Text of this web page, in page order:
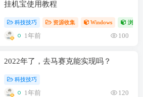
挂机宝使用教程
科技技巧 资源收集 Windows 浏览
1年前 100
2022年了，去马赛克能实现吗？
科技技巧
1年前 120